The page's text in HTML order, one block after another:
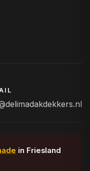
in Friesland